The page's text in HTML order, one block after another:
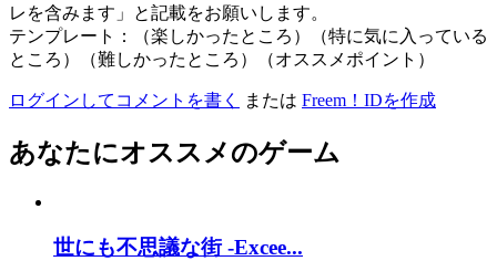
レを含みます」と記載をお願いします。
テンプレート：（楽しかったところ）（特に気に入っている
ところ）（難しかったところ）（オススメポイント）
ログインしてコメントを書く または Freem！IDを作成
あなたにオススメのゲーム
世にも不思議な街 -Excee...